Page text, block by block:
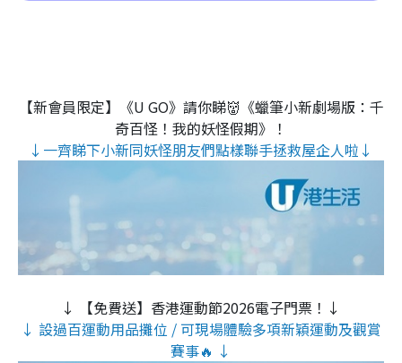
【新會員限定】《U GO》請你睇👹《蠟筆小新劇場版：千
奇百怪！我的妖怪假期》！
↓一齊睇下小新同妖怪朋友們點樣聯手拯救屋企人啦↓
↓ 【免費送】香港運動節2026電子門票！↓
↓ 設過百運動用品攤位 / 可現場體驗多項新穎運動及觀賞
賽事🔥 ↓